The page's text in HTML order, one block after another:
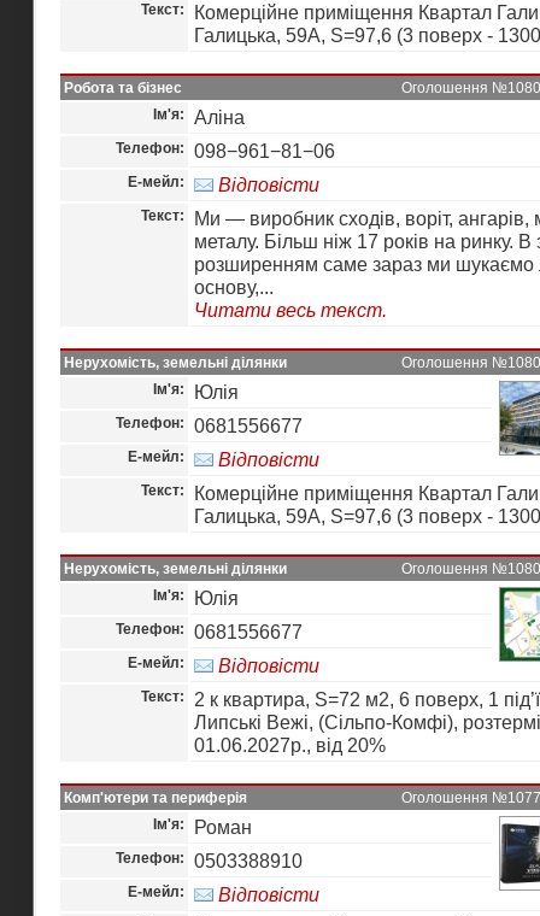
Текст:
Комерційне приміщення Квартал
Галицька, 59А, S=97,6 (3 поверх -
Робота та бізнес
Оголошення
Ім'я:
Аліна
Телефон: 098−961−81−06
Е-мейл: Відповісти
Текст:
Ми — виробник сходів, воріт, ангарів,
металу. Більш ніж 17 років на ринку. В
розширенням саме зараз ми шукаємо
основу,...
Читати весь текст.
Нерухомість, земельні ділянки
Оголошення
Ім'я:
Юлія
Телефон: 0681556677
Е-мейл: Відповісти
Текст:
Комерційне приміщення Квартал
Галицька, 59А, S=97,6 (3 поверх -
Нерухомість, земельні ділянки
Оголошення
Ім'я:
Юлія
Телефон: 0681556677
Е-мейл: Відповісти
Текст:
2 к квартира, S=72 м2, 6 поверх, 1
Липські Вежі, (Сільпо-Комфі),
01.06.2027р., від 20%
Комп'ютери та периферія
Оголошення
Ім'я:
Роман
Телефон: 0503388910
Е-мейл: Відповісти